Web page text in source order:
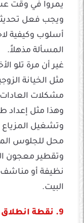
يمروا في وقت
ويجب فعل
أسلوب وكيفية
المسألة مذهلاً.
غير أن مرة تلو
مثل الخيانة
مشكلات العادات
وهذا مثل إعداد
وتشغيل
محل للجلوس
وتقطير معجون
نظيفة أو
البيت.
9. نقطة انطلاق سيئة